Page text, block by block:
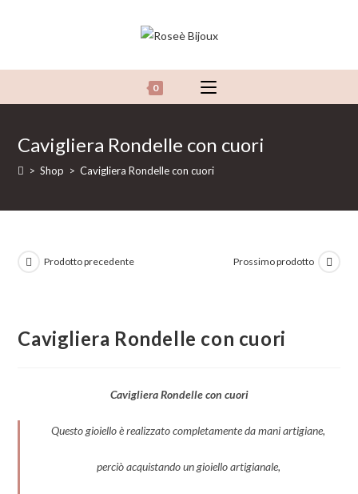
0
Cavigliera Rondelle con cuori
> Shop > Cavigliera Rondelle con cuori
Prodotto precedente Prossimo prodotto
Cavigliera Rondelle con cuori
Cavigliera Rondelle con cuori
Questo gioiello è realizzato completamente da mani artigiane,
perciò acquistando un gioiello artigianale,